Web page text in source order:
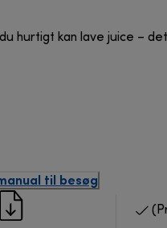
hurtigt kan lave juice –
til besøg